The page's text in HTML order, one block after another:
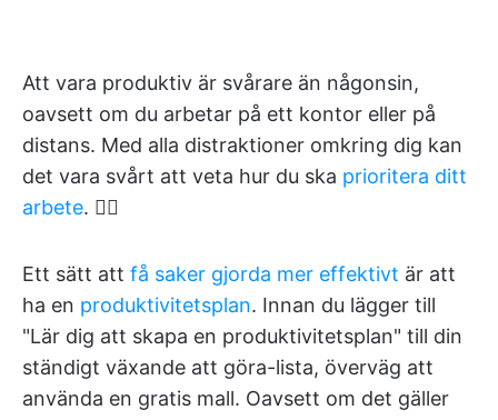
Att vara produktiv är svårare än någonsin,
oavsett om du arbetar på ett kontor eller på
distans. Med alla distraktioner omkring dig kan
det vara svårt att veta hur du ska prioritera ditt
arbete. 😵‍💫
Ett sätt att få saker gjorda mer effektivt är att
ha en produktivitetsplan. Innan du lägger till
"Lär dig att skapa en produktivitetsplan" till din
ständigt växande att göra-lista, överväg att
använda en gratis mall. Oavsett om det gäller